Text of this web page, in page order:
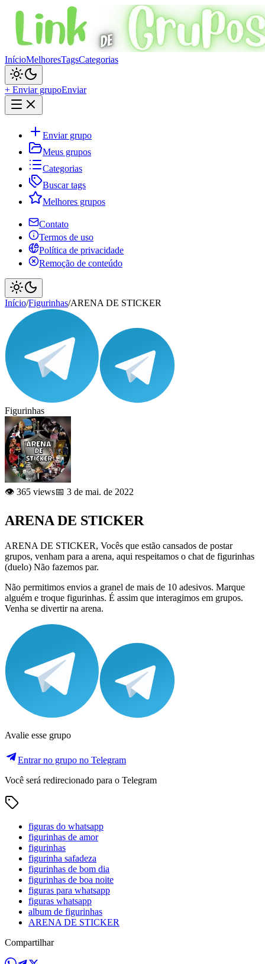
InícioMelhoresTagsCategorias
+ Enviar grupoEnviar
Enviar grupo
Meus grupos
Categorias
Buscar tags
Melhores grupos
Contato
Termos de uso
Política de privacidade
Remoção de conteúdo
Início/Figurinhas/ARENA DE STICKER
Figurinhas
👁️ 365 views📅 3 de mai. de 2022
ARENA DE STICKER
ARENA DE STICKER, Vocês que estão cansados ​​de postar
grupos, venham para a arena, aqui respeitamos o chat de figurinhas
(duelo) Não fazemos par.
Não permitimos envios a granel de mais de 10 adesivos. Marque
alguém e troque figurinhas. É assim que interagimos em grupos.
Venha se divertir na arena.
Avalie esse grupo
Entrar no grupo no Telegram
Você será redirecionado para o Telegram
figuras do whatsapp
figurinhas de amor
figurinhas
figurinha safadeza
figurinhas de bom dia
figurinhas de boa noite
figuras para whatsapp
figuras whatsapp
album de figurinhas
ARENA DE STICKER
Compartilhar